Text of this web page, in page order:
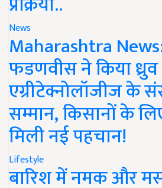
News
Maharashtra
फडणवीस ने किया ध्रुव
एग्रीटेक्नोलॉजीज के
सम्मान, किसानों के
मिली नई पहचान!
Lifestyle
बारिश में नमक और